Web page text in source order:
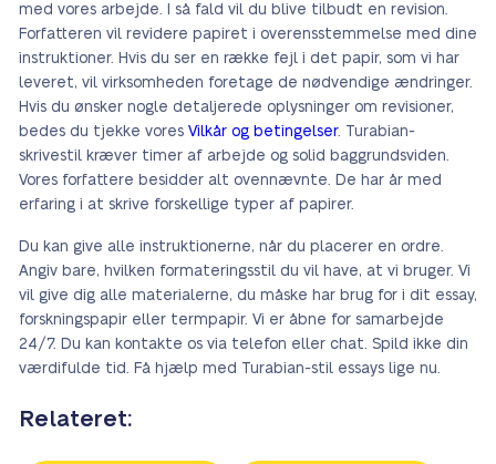
med vores arbejde. I så fald vil du blive tilbudt en revision.
Forfatteren vil revidere papiret i overensstemmelse med dine
instruktioner. Hvis du ser en række fejl i det papir, som vi har
leveret, vil virksomheden foretage de nødvendige ændringer.
Hvis du ønsker nogle detaljerede oplysninger om revisioner,
bedes du tjekke vores Vilkår og betingelser. Turabian-
skrivestil kræver timer af arbejde og solid baggrundsviden.
Vores forfattere besidder alt ovennævnte. De har år med
erfaring i at skrive forskellige typer af papirer.
Du kan give alle instruktionerne, når du placerer en ordre.
Angiv bare, hvilken formateringsstil du vil have, at vi bruger. Vi
vil give dig alle materialerne, du måske har brug for i dit essay,
forskningspapir eller termpapir. Vi er åbne for samarbejde
24/7. Du kan kontakte os via telefon eller chat. Spild ikke din
værdifulde tid. Få hjælp med Turabian-stil essays lige nu.
Relateret: